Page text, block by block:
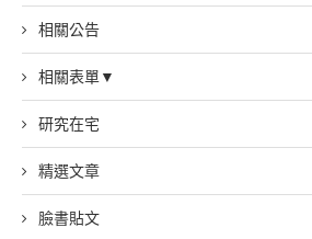
相關公告
相關表單▼
研究在宅
精選文章
臉書貼文